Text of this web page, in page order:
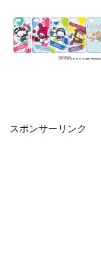
スポンサーリンク